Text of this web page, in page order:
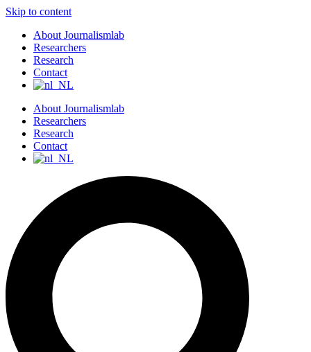
Skip to content
About Journalismlab
Researchers
Research
Contact
About Journalismlab
Researchers
Research
Contact